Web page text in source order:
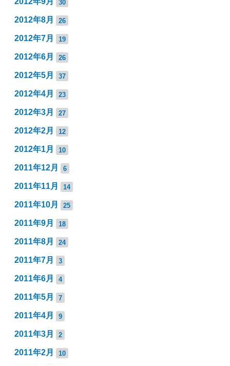
30
2012年8月 26
2012年7月 19
2012年6月 26
2012年5月 37
2012年4月 23
2012年3月 27
2012年2月 12
2012年1月 10
2011年12月 6
2011年11月 14
2011年10月 25
2011年9月 18
2011年8月 24
2011年7月 3
2011年6月 4
2011年5月 7
2011年4月 9
2011年3月 2
2011年2月 10